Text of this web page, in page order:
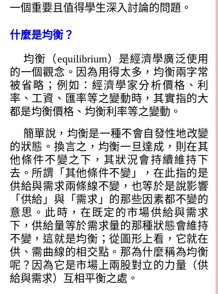
一個重要且值得學生深入討論的問題。
什麼是均衡？
均衡（equilibrium）是經濟學廣泛使用
的一個觀念。因為用得太多，均衡兩字常
被省略；例如：經濟學家分析價格、利
率、工資、匯率等之變動時，其實指的大
都是均衡價格、均衡利率等之變動。
簡單說，均衡是一種不會自發性地改變
的狀態。換言之，均衡一旦達成，則在其
他條件不變之下，其狀況會持續維持下
去。所謂「其他條件不變」，在此指的是
供給與需求兩條線不變，也等於是說影響
「供給」與「需求」的那些因素都不變的
意思。此時，在既定的市場供給與需求
下，供給量等於需求量的那種狀態會維持
不變，這就是均衡；從圖形上看，它就在
供、需曲線的相交點。那為什麼稱為均衡
呢？因為它是市場上兩股對立的力量（供
給與需求）互相平衡之處。